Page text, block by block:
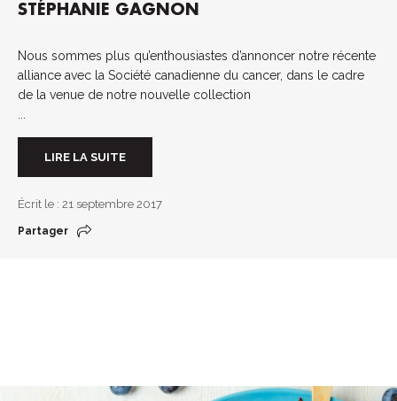
STÉPHANIE GAGNON
Nous sommes plus qu’enthousiastes d’annoncer notre récente
alliance avec la Société canadienne du cancer, dans le cadre
de la venue de notre nouvelle collection
LIRE LA SUITE
Écrit le : 21 septembre 2017
Partager